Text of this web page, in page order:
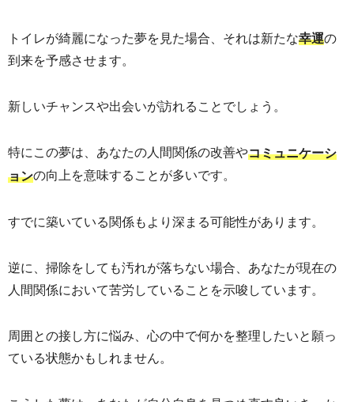
トイレが綺麗になった夢を見た場合、それは新たな幸運の
到来を予感させます。
新しいチャンスや出会いが訪れることでしょう。
特にこの夢は、あなたの人間関係の改善やコミュニケーシ
ョンの向上を意味することが多いです。
すでに築いている関係もより深まる可能性があります。
逆に、掃除をしても汚れが落ちない場合、あなたが現在の
人間関係において苦労していることを示唆しています。
周囲との接し方に悩み、心の中で何かを整理したいと願っ
ている状態かもしれません。